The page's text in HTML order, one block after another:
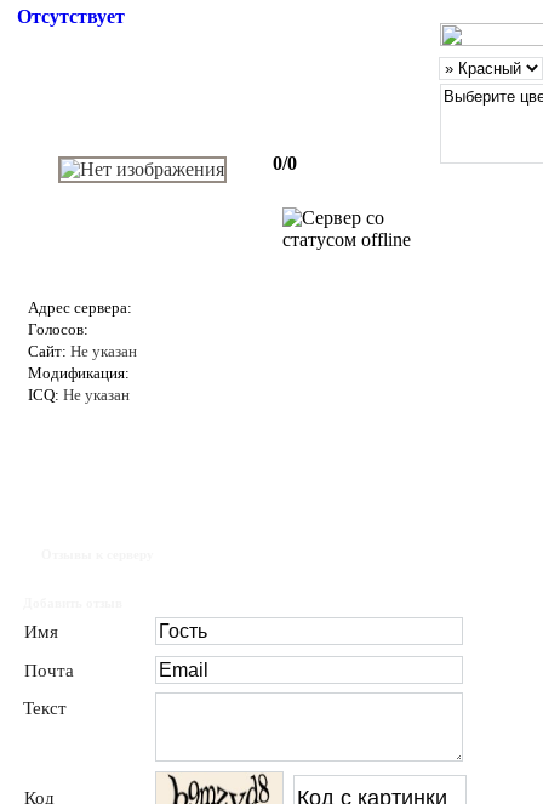
Отсутствует
0/0
Адрес сервера:
Голосов:
Сайт: Не указан
Модификация:
ICQ: Не указан
Имя
Почта
Текст
Код